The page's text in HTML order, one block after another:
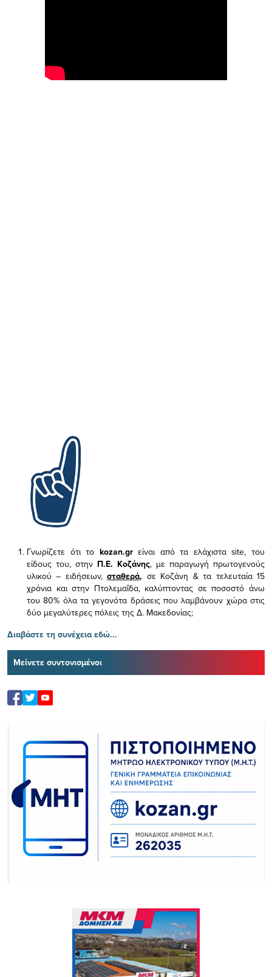
Γνωρίζετε ότι το kozan.gr είναι από τα ελάχισταsite, του
είδους του, στην Π.Ε. Κοζάνης, με παραγωγή πρωτογενούς
υλικού – ειδήσεων,σταθερά, σε Κοζάνη & τα τελευταία 15
χρόνια και στην Πτολεμαΐδα, καλύπτοντας σε ποσοστό άνω
του 80% όλα τα γεγονότα δράσεις που λαμβάνουν χώρα στις
δύο μεγαλύτερες πόλεις της Δ. Μακεδονίας;
Διαβάστε τη συνέχεια εδώ...
Μείνετε συντονισμένοι